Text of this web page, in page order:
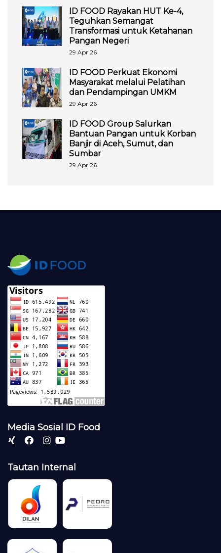
ID FOOD Rayakan HUT Ke-4,
Teguhkan Semangat
Transformasi untuk Ketahanan
Pangan Negeri
29 Apr 26
ID FOOD Perkuat Ekonomi
Masyarakat melalui Pelatihan
dan Pendampingan UMKM
29 Apr 26
ID FOOD Group Salurkan
Bantuan Pangan untuk Korban
Banjir di Aceh, Sumut, dan
Sumbar
29 Apr 26
Media Sosial ID Food
Tautan Internal